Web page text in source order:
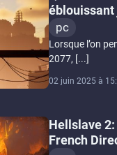
éblouissant
pc
Lorsque l’on
2077, [...]
02 juin 2025 à
Hellslave
French